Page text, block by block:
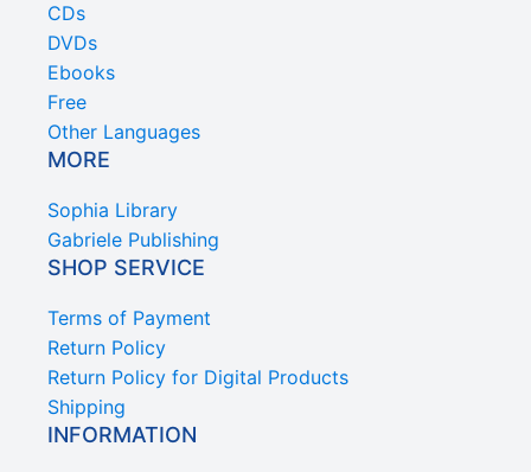
CDs
DVDs
Ebooks
Free
Other Languages
MORE
Sophia Library
Gabriele Publishing
SHOP SERVICE
Terms of Payment
Return Policy
Return Policy for Digital Products
Shipping
INFORMATION